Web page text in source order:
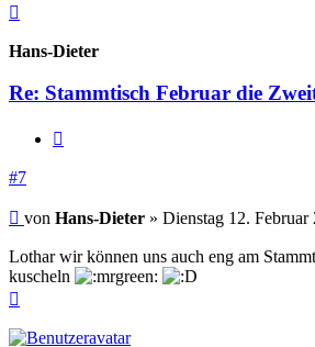
Hans-Dieter
Re: Stammtisch Februar die
#7
Beitrag
von Hans-Dieter » Dienstag 12. Februar
Lothar wir können uns auch eng am
kuscheln